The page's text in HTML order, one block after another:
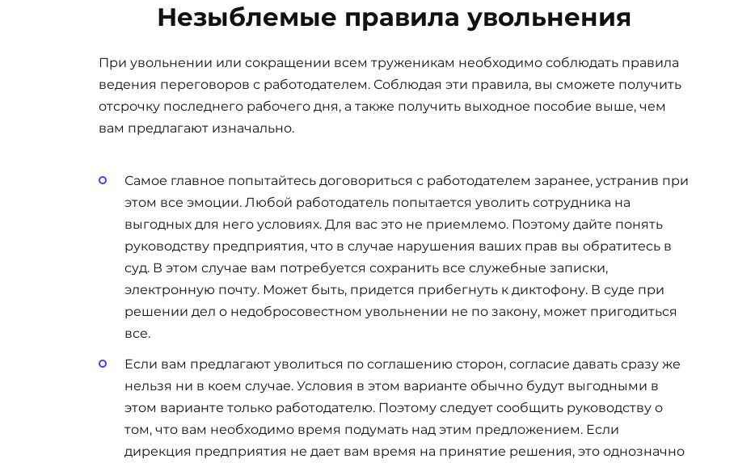
Незыблемые правила увольнения
При увольнении или сокращении всем труженикам необходимо соблюдать правила
ведения переговоров с работодателем. Соблюдая эти правила, вы сможете получить
отсрочку последнего рабочего дня, а также получить выходное пособие выше, чем
вам предлагают изначально.
Самое главное попытайтесь договориться с работодателем заранее, устранив при
этом все эмоции. Любой работодатель попытается уволить сотрудника на
выгодных для него условиях. Для вас это не приемлемо. Поэтому дайте понять
руководству предприятия, что в случае нарушения ваших прав вы обратитесь в
суд. В этом случае вам потребуется сохранить все служебные записки,
электронную почту. Может быть, придется прибегнуть к диктофону. В суде при
решении дел о недобросовестном увольнении не по закону, может пригодиться
все.
Если вам предлагают уволиться по соглашению сторон, согласие давать сразу же
нельзя ни в коем случае. Условия в этом варианте обычно будут выгодными в
этом варианте только работодателю. Поэтому следует сообщить руководству о
том, что вам необходимо время подумать над этим предложением. Если
дирекция предприятия не дает вам время на принятие решения, это однозначно